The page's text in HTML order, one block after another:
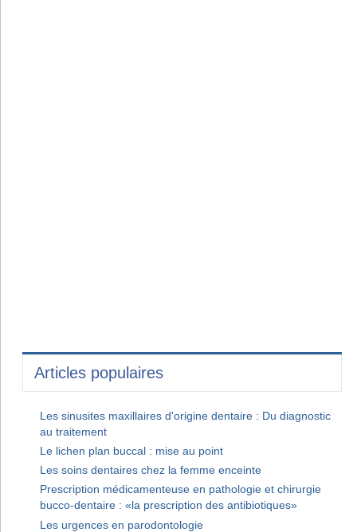
Articles populaires
Les sinusites maxillaires d'origine dentaire : Du diagnostic
au traitement
Le lichen plan buccal : mise au point
Les soins dentaires chez la femme enceinte
Prescription médicamenteuse en pathologie et chirurgie
bucco-dentaire : «la prescription des antibiotiques»
Les urgences en parodontologie